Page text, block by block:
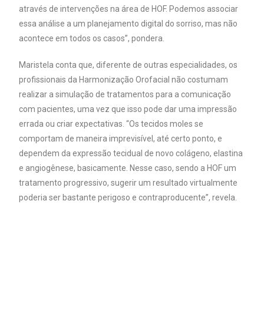
através de intervenções na área de HOF. Podemos associar
essa análise a um planejamento digital do sorriso, mas não
acontece em todos os casos”, pondera.
Maristela conta que, diferente de outras especialidades, os
profissionais da Harmonização Orofacial não costumam
realizar a simulação de tratamentos para a comunicação
com pacientes, uma vez que isso pode dar uma impressão
errada ou criar expectativas. “Os tecidos moles se
comportam de maneira imprevisível, até certo ponto, e
dependem da expressão tecidual de novo colágeno, elastina
e angiogênese, basicamente. Nesse caso, sendo a HOF um
tratamento progressivo, sugerir um resultado virtualmente
poderia ser bastante perigoso e contraproducente”, revela.